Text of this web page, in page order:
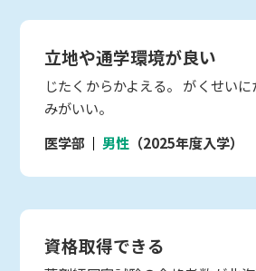
立地や通学環境が良い
じたくからかよえる。 がくせい
みがいい。
医学部
男性 （2025年度入学）
資格取得できる